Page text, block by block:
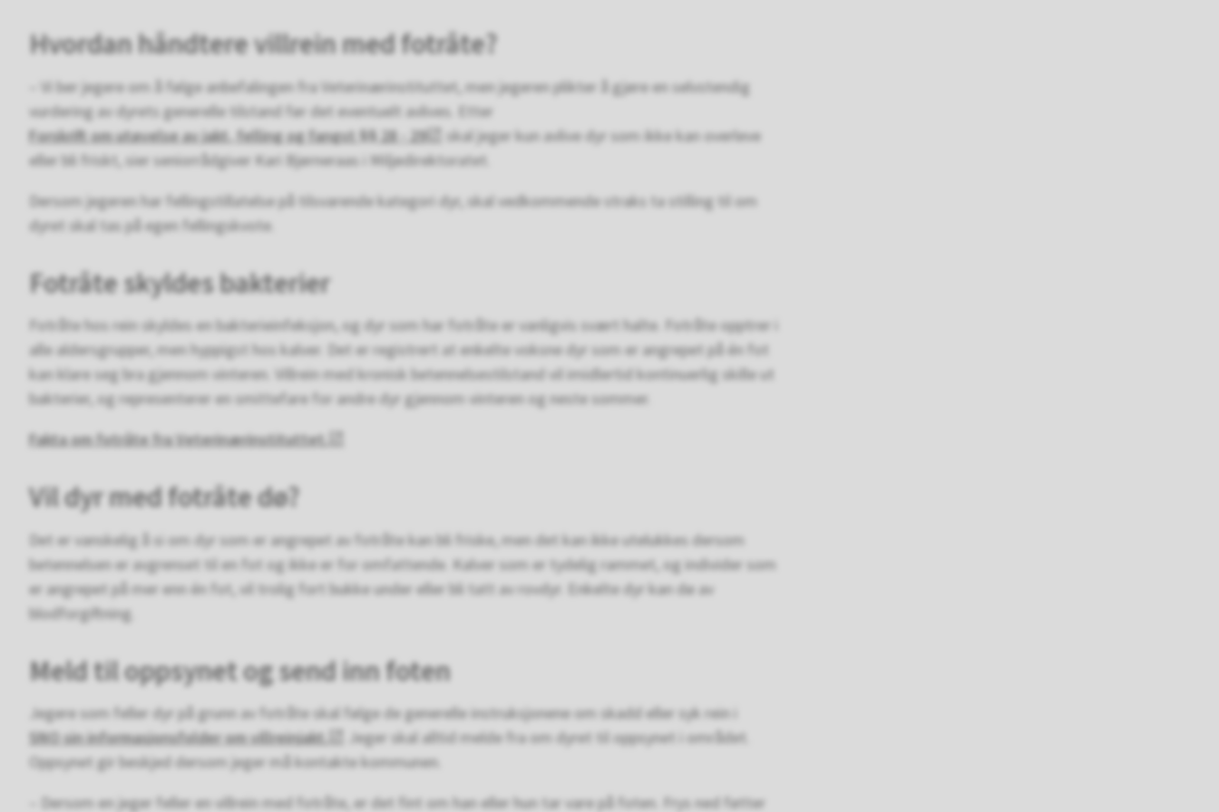
Hvordan håndtere villrein med fotråte?
– Vi ber jegere om å følge anbefalingen fra Veterinærinstituttet, men jegeren plikter å gjøre en selvstendig
vurdering av dyrets generelle tilstand før det eventuelt avlives. Etter
Forskrift om utøvelse av jakt, felling og fangst §§ 28 - 29
skal jeger kun avlive dyr som ikke kan overleve
eller bli friskt, sier seniorrådgiver Kari Bjørneraas i Miljødirektoratet.
Dersom jegeren har fellingstillatelse på tilsvarende kategori dyr, skal vedkommende straks ta stilling til om
dyret skal tas på egen fellingskvote.
Fotråte skyldes bakterier
Fotråte hos rein skyldes en bakterieinfeksjon, og dyr som har fotråte er vanligvis svært halte. Fotråte opptrer i
alle aldersgrupper, men hyppigst hos kalver. Det er registrert at enkelte voksne dyr som er angrepet på én fot
kan klare seg bra gjennom vinteren. Villrein med kronisk betennelsestilstand vil imidlertid kontinuerlig skille ut
bakterier, og representerer en smittefare for andre dyr gjennom vinteren og neste sommer.
Fakta om fotråte fra Veterinærinstituttet.
Vil dyr med fotråte dø?
Det er vanskelig å si om dyr som er angrepet av fotråte kan bli friske, men det kan ikke utelukkes dersom
betennelsen er avgrenset til en fot og ikke er for omfattende. Kalver som er tydelig rammet, og individer som
er angrepet på mer enn én fot, vil trolig fort bukke under eller bli tatt av rovdyr. Enkelte dyr kan dø av
blodforgiftning.
Meld til oppsynet og send inn foten
Jegere som feller dyr på grunn av fotråte skal følge de generelle instruksjonene om skadd eller syk rein i
SNO sin informasjonsfolder om villreinjakt.
Jeger skal alltid melde fra om dyret til oppsynet i området.
Oppsynet gir beskjed dersom jeger må kontakte kommunen.
– Dersom en jeger feller en villrein med fotråte, er det fint om han eller hun tar vare på foten. Frys ned føtter